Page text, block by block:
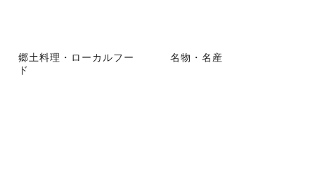
郷土料理・ローカルフー
ド
名物・名産